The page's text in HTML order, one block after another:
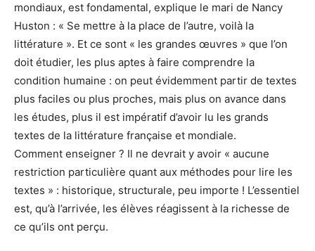
mondiaux, est fondamental, explique le mari de Nancy
Huston : « Se mettre à la place de l’autre, voilà la
littérature ». Et ce sont « les grandes œuvres » que l’on
doit étudier, les plus aptes à faire comprendre la
condition humaine : on peut évidemment partir de textes
plus faciles ou plus proches, mais plus on avance dans
les études, plus il est impératif d’avoir lu les grands
textes de la littérature française et mondiale.
Comment enseigner ? Il ne devrait y avoir « aucune
restriction particulière quant aux méthodes pour lire les
textes » : historique, structurale, peu importe ! L’essentiel
est, qu’à l’arrivée, les élèves réagissent à la richesse de
ce qu’ils ont perçu.